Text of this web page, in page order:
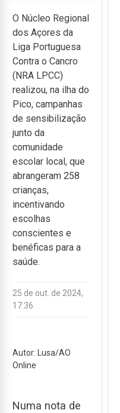
O Núcleo Regional
dos Açores da
Liga Portuguesa
Contra o Cancro
(NRA LPCC)
realizou, na ilha do
Pico, campanhas
de sensibilização
junto da
comunidade
escolar local, que
abrangeram 258
crianças,
incentivando
escolhas
conscientes e
benéficas para a
saúde.
25 de out. de 2024,
17:36
Autor: Lusa/AO
Online
Numa nota de